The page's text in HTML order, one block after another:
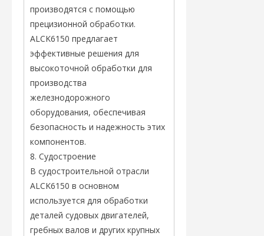
производятся с помощью
прецизионной обработки.
ALCK6150 предлагает
эффективные решения для
высокоточной обработки для
производства
железнодорожного
оборудования, обеспечивая
безопасность и надежность этих
компонентов.
8. Судостроение
В судостроительной отрасли
ALCK6150 в основном
используется для обработки
деталей судовых двигателей,
гребных валов и других крупных